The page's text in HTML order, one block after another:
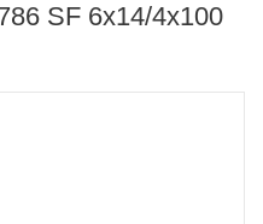
SF 6x14/4x100